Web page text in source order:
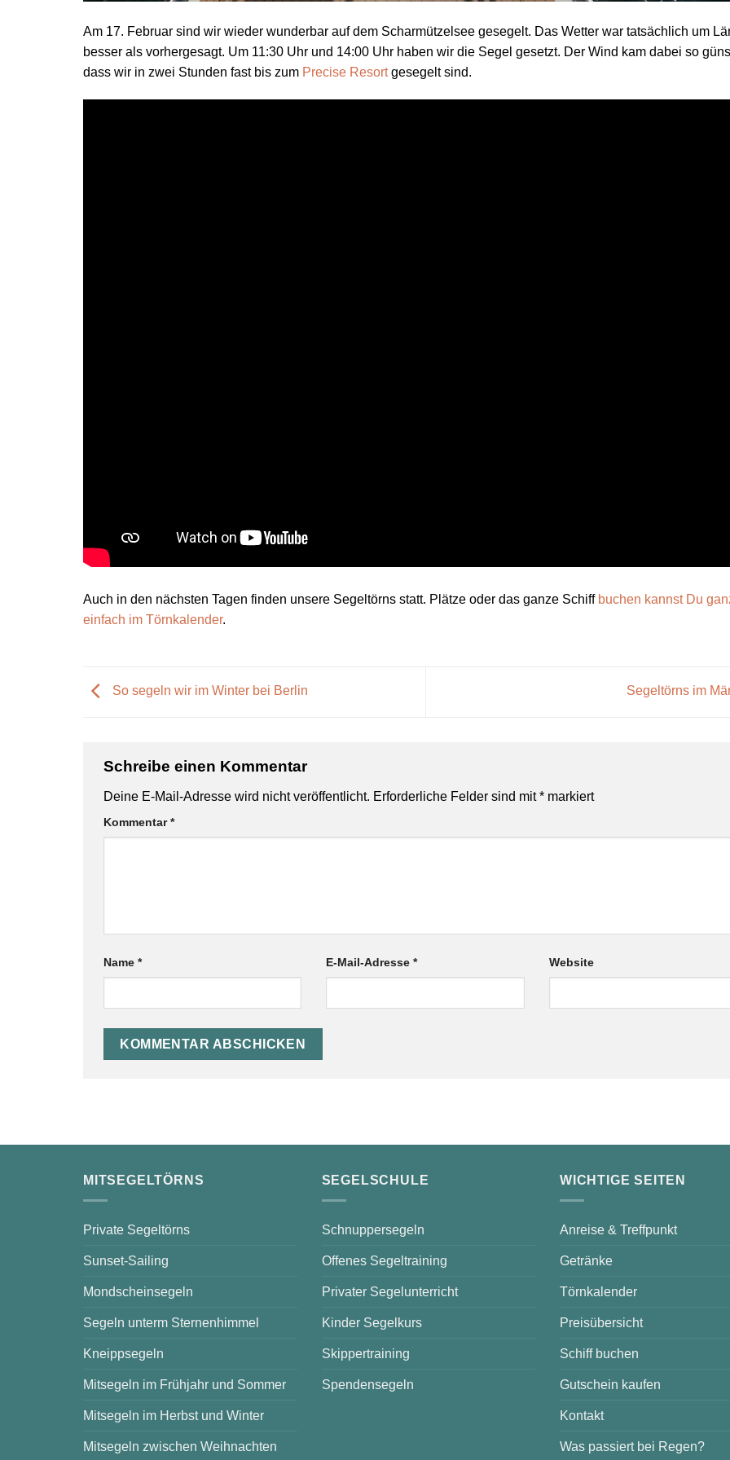
Am 17. Februar sind wir wieder wunderbar auf dem Scharmützelsee gesegelt. Das Wetter war tatsächlich um
besser als vorhergesagt. Um 11:30 Uhr und 14:00 Uhr haben wir die Segel gesetzt. Der Wind kam dabei so
dass wir in zwei Stunden fast bis zum Precise Resortgesegelt sind.
Auch in den nächsten Tagen finden unsere Segeltörns statt. Plätze oder das ganze Schiff buchen kannst Du
einfach im Törnkalender.
So segeln wir im Winter bei Berlin Segeltörns im
Schreibe einen Kommentar
Deine E-Mail-Adresse wird nicht veröffentlicht. Erforderliche Felder sind mit* markiert
Kommentar*
Name * E-Mail-Adresse* Website
zur
auch
MITSEGELTÖRNS
Private Segeltörns
Sunset-Sailing
Mondscheinsegeln
Segeln unterm Sternenhimmel
Kneippsegeln
Mitsegeln im Frühjahr und Sommer
Mitsegeln im Herbst und Winter
Mitsegeln zwischen Weihnachten
SEGELSCHULE
Schnuppersegeln
Offenes Segeltraining
Privater Segelunterricht
Kinder Segelkurs
Skippertraining
Spendensegeln
WICHTIGE SEITEN
Anreise & Treffpunkt
Getränke
Törnkalender
Preisübersicht
Schiff buchen
Gutschein kaufen
Kontakt
Was passiert bei Regen?